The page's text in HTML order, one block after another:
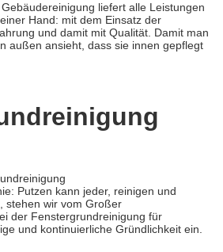
liefert alle Leistungen
Hand: mit dem Einsatz der
und damit mit Qualität. Damit man
außen ansieht, dass sie innen gepflegt
Putzen kann jeder, reinigen und
stehen wir vom Großer
der Fenstergrundreinigung für
und kontinuierliche Gründlichkeit ein.